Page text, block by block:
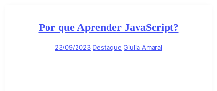
Por que Aprender JavaScript?
23/09/2023 Destaque Giulia Amaral